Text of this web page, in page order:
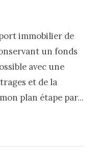
immobilier de
un fonds
avec une
et de la
plan étape par...